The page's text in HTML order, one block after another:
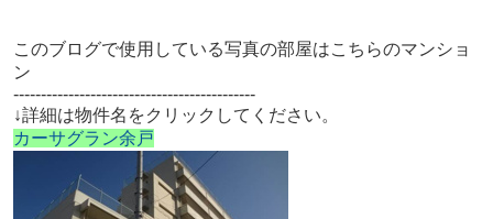
このブログで使用している写真の部屋はこちらのマンショ
ン
--------------------------------------------
↓詳細は物件名をクリックしてください。
カーサグラン余戸